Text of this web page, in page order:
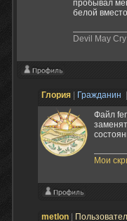
пробывал
белой
Devil May Cry
Глория Гражданин
Файл
Мои
metlon